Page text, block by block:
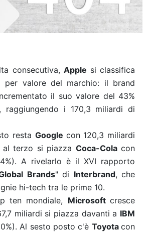
consecutiva, Apple si classifica
valore del marchio: il brand
il suo valore del 43%
raggiungendo i 170,3 miliardi di
resta Google con 120,3 miliardi
al terzo si piazza Coca-Colacon
A rivelarlo è il XVI rapporto
Brands" di Interbrand, che
hi-tech tra le prime 10.
ten mondiale, Microsoftcresce
miliardi si piazza davanti a IBM
Al sesto posto c'è Toyota con